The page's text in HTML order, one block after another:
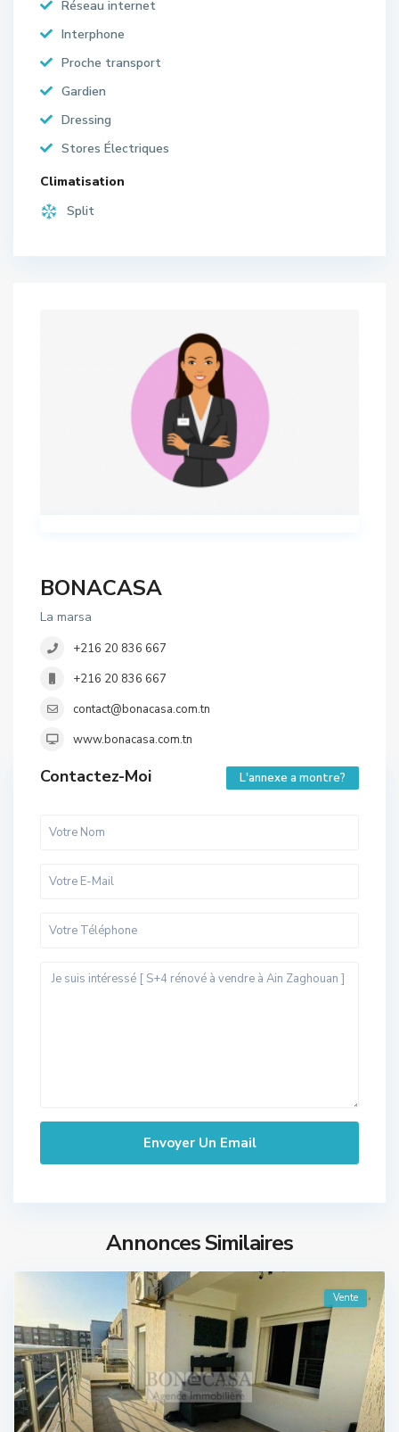
Réseau internet
Interphone
Proche transport
Gardien
Dressing
Stores Électriques
Climatisation
Split
BONACASA
La marsa
+216 20 836 667
+216 20 836 667
contact@bonacasa.com.tn
www.bonacasa.com.tn
Contactez-Moi L'annexe a montre?
Annonces Similaires
Vente